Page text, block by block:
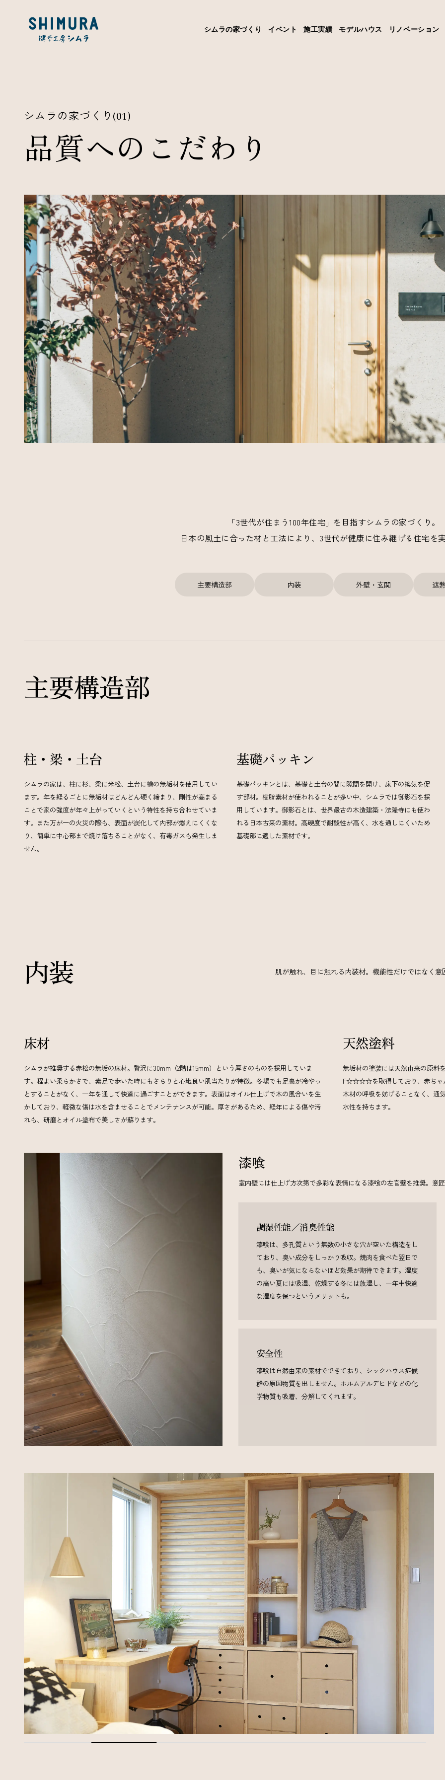
シムラの家づくり イベント 施工実績 モデルハウス リノベーション
シムラの家づくり (01)
品質へのこだわり
「3世代が住まう100年住宅」を目指すシムラの家づくり。
日本の風土に合った材と工法により、3世代が健康に住み継げる住宅を
主要構造部 内装 外壁・玄関 遮
主要構造部
柱・梁・土台
シムラの家は、柱に杉、梁に米松、土台に檜の無垢材を使用してい
ます。年を経るごとに無垢材はどんどん硬く締まり、剛性が高まる
ことで家の強度が年々上がっていくという特性を持ち合わせていま
す。また万が一の火災の際も、表面が炭化して内部が燃えにくくな
り、簡単に中心部まで焼け落ちることがなく、有毒ガスも発生しま
せん。
基礎パッキン
基礎パッキンとは、基礎と土台の間に隙間を開け、床下の換気を促
す部材。樹脂素材が使われることが多い中、シムラでは御影石を採
用しています。御影石とは、世界最古の木造建築・法隆寺にも使わ
れる日本古来の素材。高硬度で耐酸性が高く、水を通しにくいため
基礎部に適した素材です。
内装 肌が触れ、目に触れる内装材。 機能性だけではなく意
床材
シムラが推奨する赤松の無垢の床材。贅沢に30mm（2階は15mm）という厚さのものを採用していま
す。程よい柔らかさで、素足で歩いた時にもさらりと心地良い肌当たりが特徴。冬場でも足裏が冷やっ
とすることがなく、一年を通して快適に過ごすことができます。表面はオイル仕上げで木の風合いを生
かしており、軽微な傷は水を含ませることでメンテナンスが可能。厚さがあるため、経年による傷や汚
れも、研磨とオイル塗布で美しさが蘇ります。
天然塗料
無垢材の塗装には天然由来の原料
F☆☆☆☆を取得しており、赤ちゃ
木材の呼吸を妨げることなく、通
水性を持ちます。
漆喰
室内壁には仕上げ方次第で多彩な表情になる漆喰の左官壁を推奨。意
調湿性能／消臭性能
漆喰は、多孔質という無数の小さな穴が空いた構造をし
ており、臭い成分をしっかり吸収。焼肉を食べた翌日で
も、臭いが気にならないほど効果が期待できます。湿度
の高い夏には吸湿、乾燥する冬には放湿し、一年中快適
な湿度を保つというメリットも。
安全性
漆喰は自然由来の素材でできており、シックハウス症候
群の原因物質を出しません。ホルムアルデヒドなどの化
学物質も吸着、分解してくれます。